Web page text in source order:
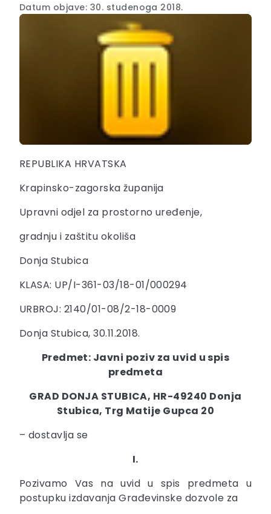
Datum objave: 30. studenoga 2018.
REPUBLIKA HRVATSKA
Krapinsko-zagorska županija
Upravni odjel za prostorno uređenje,
gradnju i zaštitu okoliša
Donja Stubica
KLASA: UP/I-361-03/18-01/000294
URBROJ: 2140/01-08/2-18-0009
Donja Stubica, 30.11.2018.
Predmet: Javni poziv za uvid u spis
predmeta
GRAD DONJA STUBICA, HR-49240 Donja
Stubica, Trg Matije Gupca 20
– dostavlja se
I.
Pozivamo Vas na uvid u spis predmeta u
postupku izdavanja Građevinske dozvole za